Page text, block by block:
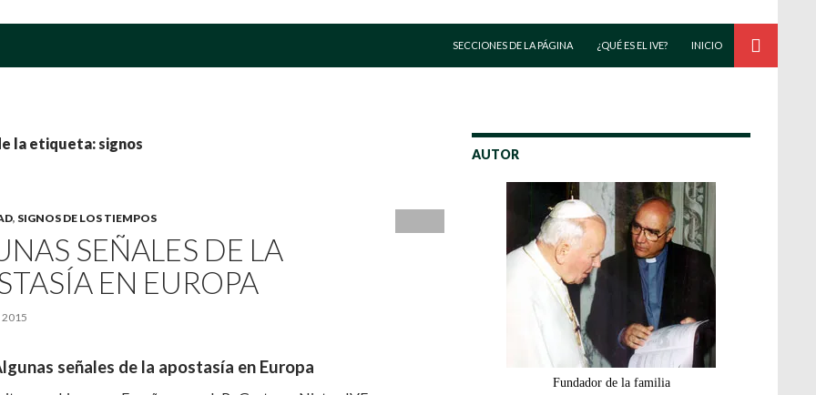
SECCIONES DE LA PÁGINA
¿QUÉ ES EL IVE? INICIO
la etiqueta: signos
, SIGNOS DE LOS TIEMPOS
SEÑALES DE LA
EN EUROPA
2015
señales de la apostasía en Europa
AUTOR
Fundador de la familia